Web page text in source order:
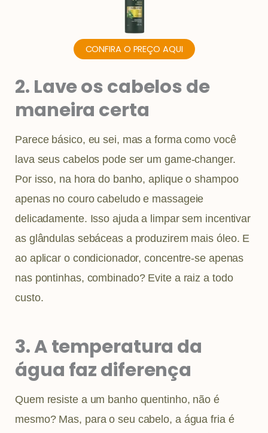
CONFIRA O PREÇO AQUI
2. Lave os cabelos de
maneira certa
Parece básico, eu sei, mas a forma como você
lava seus cabelos pode ser um game-changer.
Por isso, na hora do banho, aplique o shampoo
apenas no couro cabeludo e massageie
delicadamente. Isso ajuda a limpar sem incentivar
as glândulas sebáceas a produzirem mais óleo. E
ao aplicar o condicionador, concentre-se apenas
nas pontinhas, combinado? Evite a raiz a todo
custo.
3. A temperatura da
água faz diferença
Quem resiste a um banho quentinho, não é
mesmo? Mas, para o seu cabelo, a água fria é